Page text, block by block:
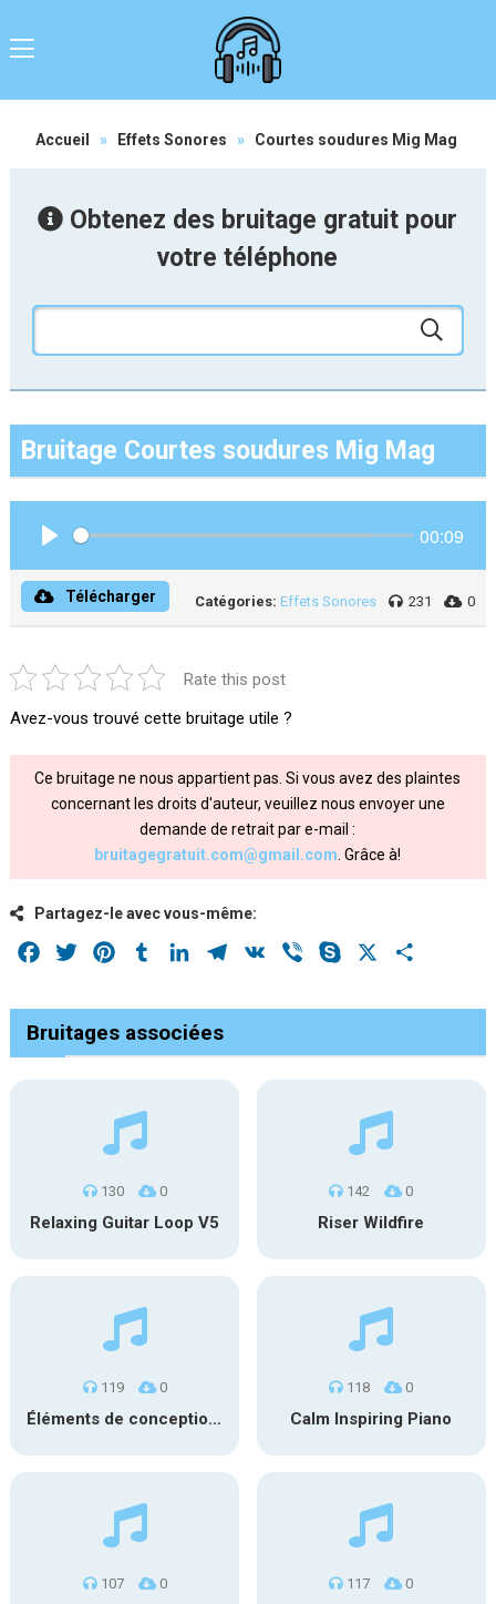
Accueil » Effets Sonores » Courtes soudures Mig Mag
Obtenez des bruitage gratuit pour
votre téléphone
Bruitage Courtes soudures Mig Mag
00:09
Télécharger Catégories: Effets Sonores 231 0
Rate this post
Avez-vous trouvé cette bruitage utile ?
Ce bruitage ne nous appartient pas. Si vous avez des plaintes
concernant les droits d'auteur, veuillez nous envoyer une
demande de retrait par e-mail :
bruitagegratuit.com@gmail.com . Grâce à!
Partagez-le avec vous-même:
Facebook
Twitter PinterestTumblrLinkedInTelegram
VK Viber Skype
Bruitages associées
130 0
Relaxing Guitar Loop V5
142 0
Riser Wildfire
119 0
Éléments de conception sonore SFX PS 022
118 0
Calm Inspiring Piano
107 0 117 0